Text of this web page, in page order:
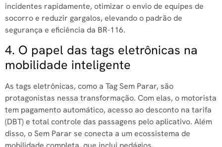
incidentes rapidamente, otimizar o envio de equipes de
socorro e reduzir gargalos, elevando o padrão de
segurança e eficiência da BR-116.
4. O papel das tags eletrônicas na
mobilidade inteligente
As tags eletrônicas, como a Tag Sem Parar, são
protagonistas nessa transformação. Com elas, o motorista
tem pagamento automático, acesso ao desconto na tarifa
(DBT) e total controle das passagens pelo aplicativo. Além
disso, o Sem Parar se conecta a um ecossistema de